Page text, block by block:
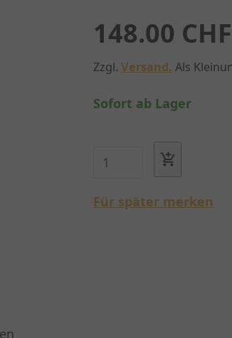
148.00 CHF
Zzgl.Versand. Als
Sofort ab Lager
Für später merken